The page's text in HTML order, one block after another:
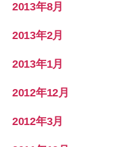
2013年8月
2013年2月
2013年1月
2012年12月
2012年3月